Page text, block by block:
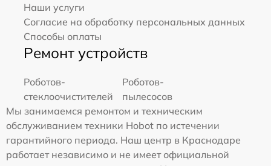
Наши услуги
Согласие на обработку персональных данных
Способы оплаты
Ремонт устройств
Роботов-
стеклоочистителей
Роботов-
пылесосов
Мы занимаемся ремонтом и техническим
обслуживанием техники Hobot по истечении
гарантийного периода. Наш центр в Краснодаре
работает независимо и не имеет официальной